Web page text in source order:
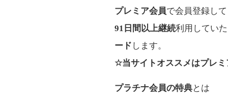
プレミア会員で会員登録して
91日間以上継続利用してい
ード します。
☆当サイトオススメはプレ
プラチナ会員の特典とは